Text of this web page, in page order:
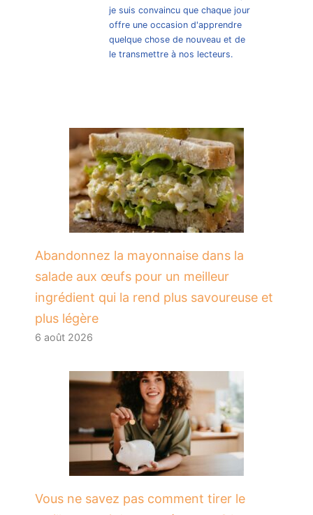
je suis convaincu que chaque jour
offre une occasion d'apprendre
quelque chose de nouveau et de
le transmettre à nos lecteurs.
Abandonnez la mayonnaise dans la
salade aux œufs pour un meilleur
ingrédient qui la rend plus savoureuse et
plus légère
6 août 2026
Vous ne savez pas comment tirer le